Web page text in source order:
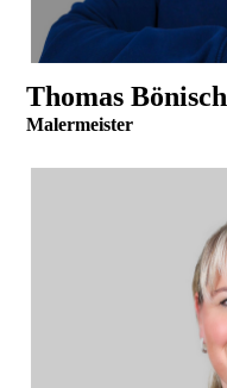
Thomas Bönisch
Malermeister